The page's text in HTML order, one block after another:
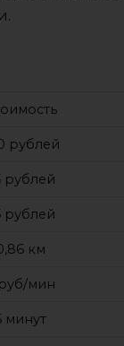
рублей
рублей
рублей
км
мин
минут